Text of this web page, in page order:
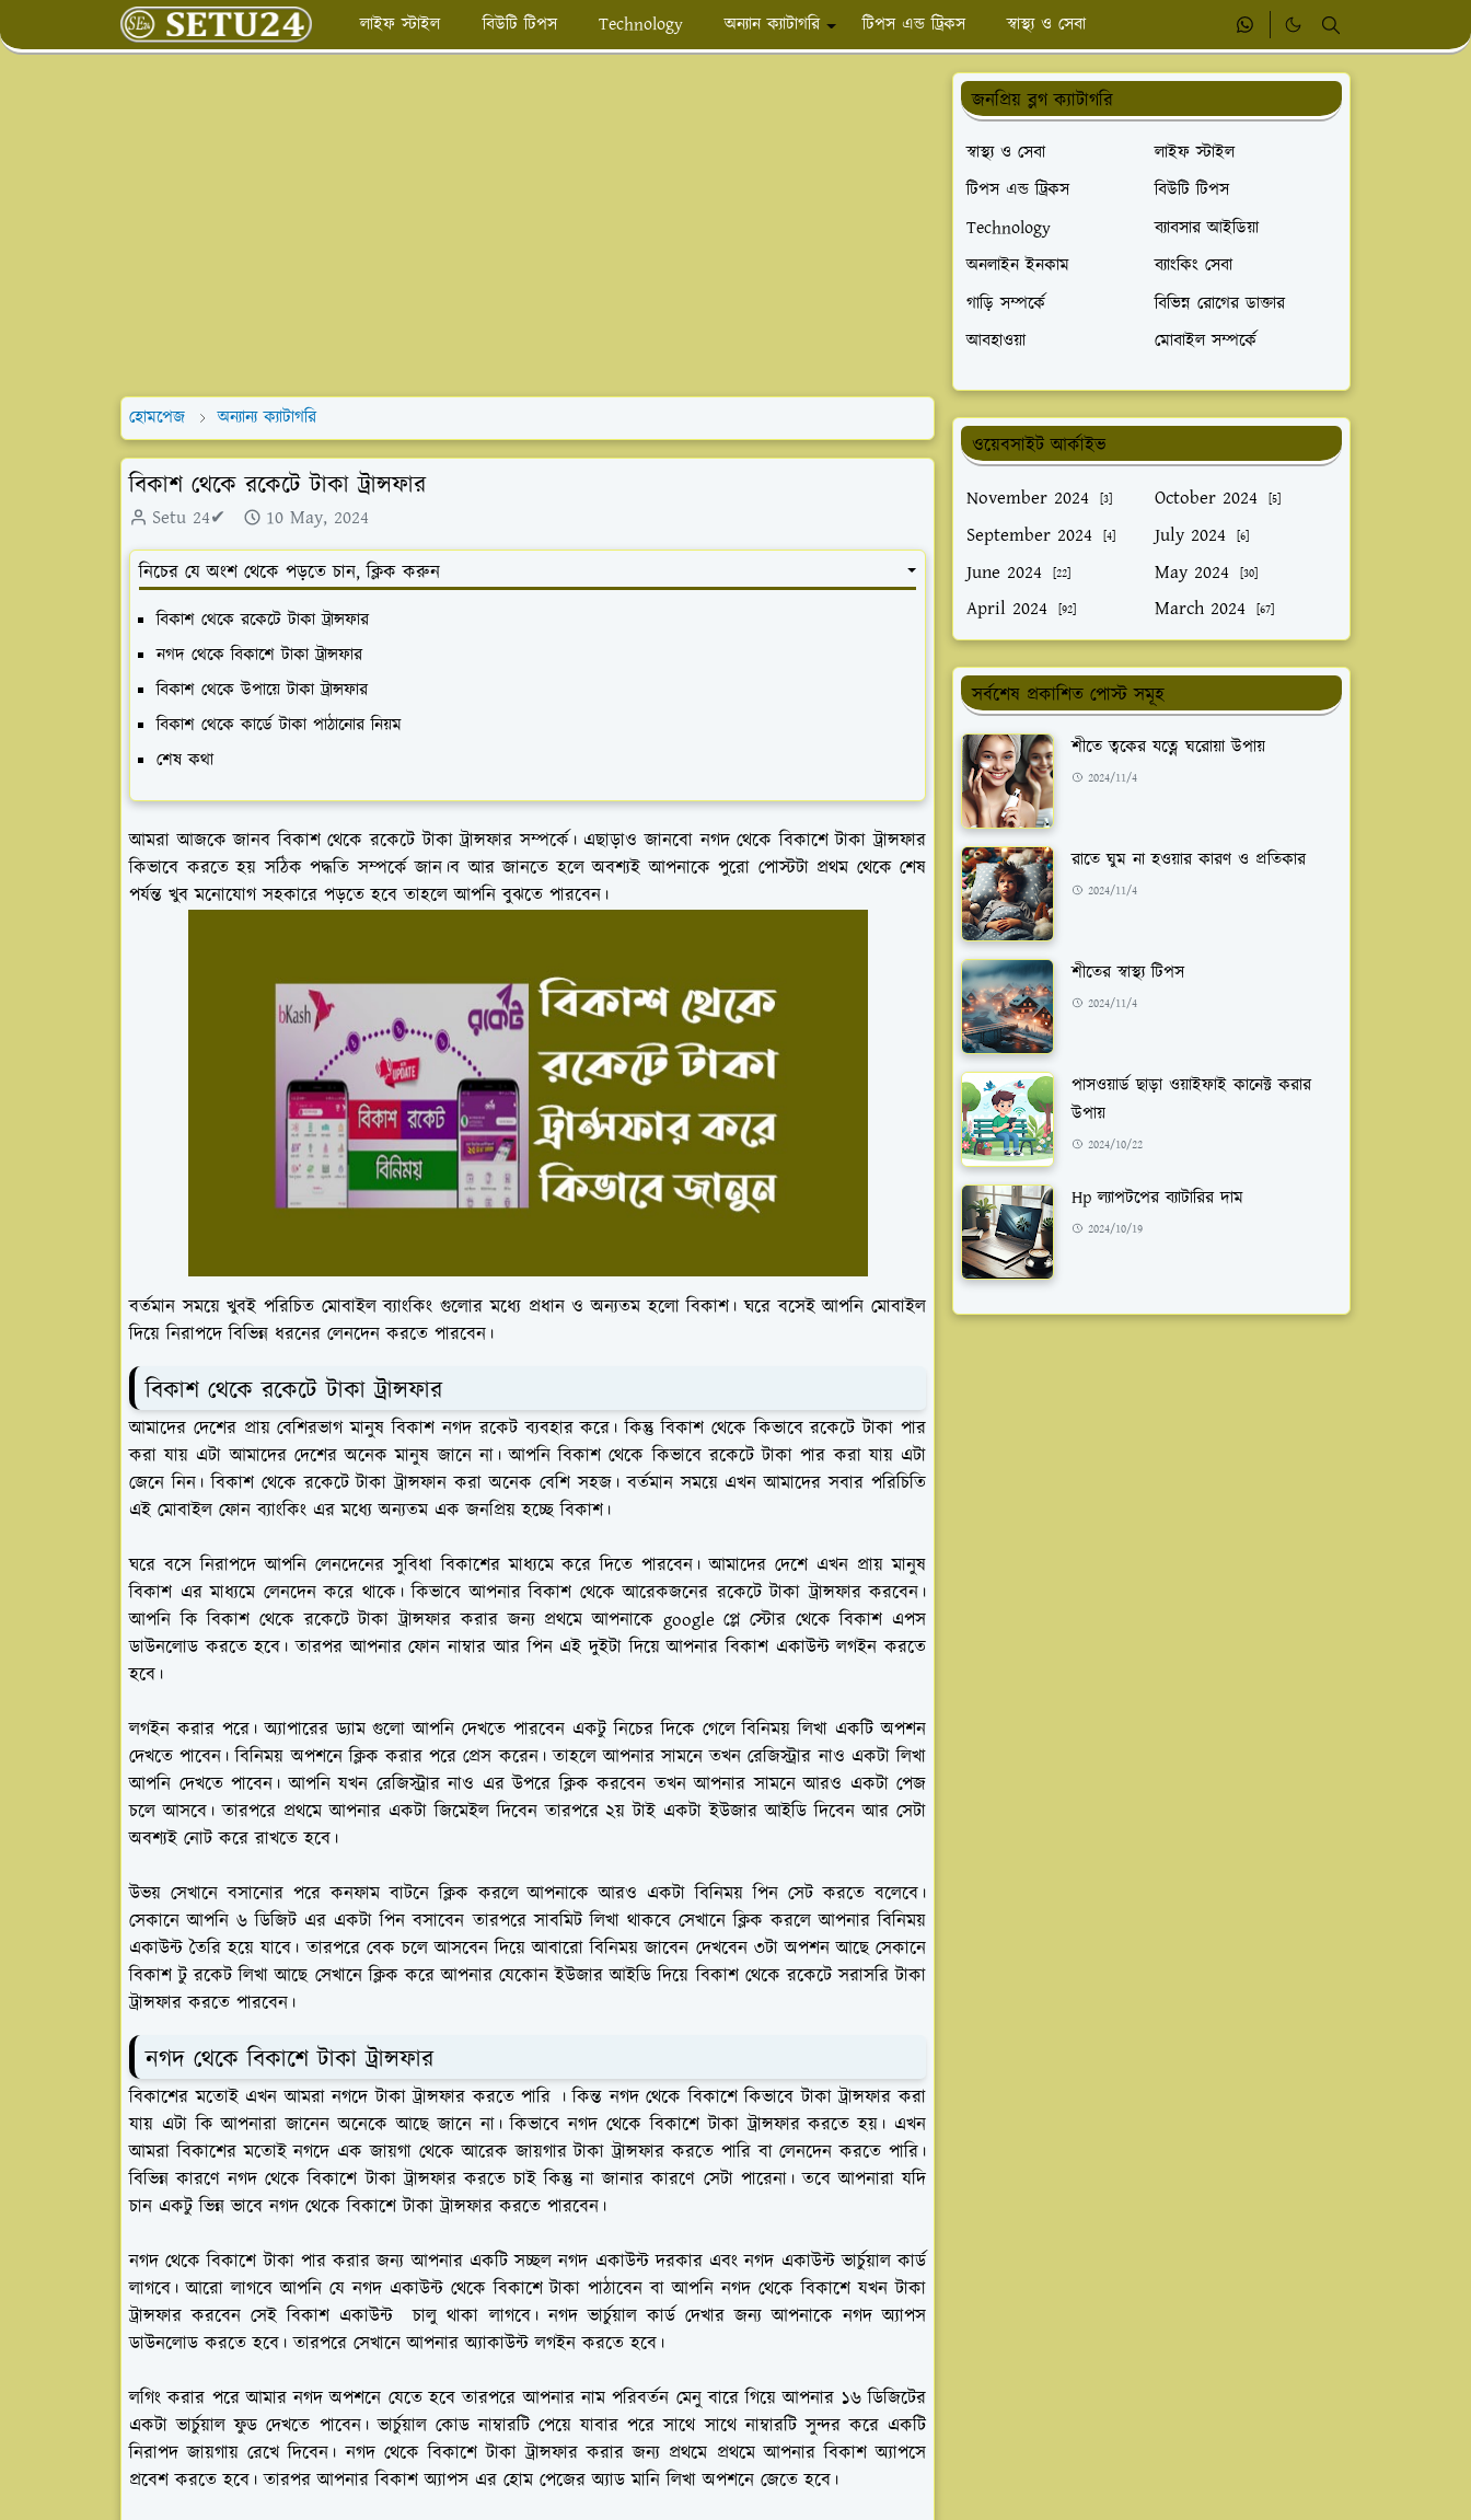
লাইফ স্টাইল বিউটি টিপস Technology অন্যান ক্যাটাগরি টিপস এন্ড ট্রিকস স্বাস্থ্য ও সেবা
হোমপেজ অন্যান্য ক্যাটাগরি
বিকাশ থেকে রকেটে টাকা ট্রান্সফার
Setu 24✔ 10 May, 2024
নিচের যে অংশ থেকে পড়তে চান, ক্লিক করুন
বিকাশ থেকে রকেটে টাকা ট্রান্সফার
নগদ থেকে বিকাশে টাকা ট্রান্সফার
বিকাশ থেকে উপায়ে টাকা ট্রান্সফার
বিকাশ থেকে কার্ডে টাকা পাঠানোর নিয়ম
শেষ কথা
আমরা আজকে জানব বিকাশ থেকে রকেটে টাকা ট্রান্সফার সম্পর্কে। এছাড়াও জানবো নগদ থেকে বিকাশে টাকা ট্রান্সফার
কিভাবে করতে হয় সঠিক পদ্ধতি সম্পর্কে জান।ব আর জানতে হলে অবশ্যই আপনাকে পুরো পোস্টটা প্রথম থেকে শেষ
পর্যন্ত খুব মনোযোগ সহকারে পড়তে হবে তাহলে আপনি বুঝতে পারবেন।
বর্তমান সময়ে খুবই পরিচিত মোবাইল ব্যাংকিং গুলোর মধ্যে প্রধান ও অন্যতম হলো বিকাশ। ঘরে বসেই আপনি মোবাইল
দিয়ে নিরাপদে বিভিন্ন ধরনের লেনদেন করতে পারবেন।
বিকাশ থেকে রকেটে টাকা ট্রান্সফার
আমাদের দেশের প্রায় বেশিরভাগ মানুষ বিকাশ নগদ রকেট ব্যবহার করে। কিন্তু বিকাশ থেকে কিভাবে রকেটে টাকা পার
করা যায় এটা আমাদের দেশের অনেক মানুষ জানে না। আপনি বিকাশ থেকে কিভাবে রকেটে টাকা পার করা যায় এটা
জেনে নিন। বিকাশ থেকে রকেটে টাকা ট্রান্সফান করা অনেক বেশি সহজ। বর্তমান সময়ে এখন আমাদের সবার পরিচিতি
এই মোবাইল ফোন ব্যাংকিং এর মধ্যে অন্যতম এক জনপ্রিয় হচ্ছে বিকাশ।
ঘরে বসে নিরাপদে আপনি লেনদেনের সুবিধা বিকাশের মাধ্যমে করে দিতে পারবেন। আমাদের দেশে এখন প্রায় মানুষ
বিকাশ এর মাধ্যমে লেনদেন করে থাকে। কিভাবে আপনার বিকাশ থেকে আরেকজনের রকেটে টাকা ট্রান্সফার করবেন।
আপনি কি বিকাশ থেকে রকেটে টাকা ট্রান্সফার করার জন্য প্রথমে আপনাকে google প্লে স্টোর থেকে বিকাশ এপস
ডাউনলোড করতে হবে। তারপর আপনার ফোন নাম্বার আর পিন এই দুইটা দিয়ে আপনার বিকাশ একাউন্ট লগইন করতে
হবে।
লগইন করার পরে। অ্যাপারের ড্যাম গুলো আপনি দেখতে পারবেন একটু নিচের দিকে গেলে বিনিময় লিখা একটি অপশন
দেখতে পাবেন। বিনিময় অপশনে ক্লিক করার পরে প্রেস করেন। তাহলে আপনার সামনে তখন রেজিস্ট্রার নাও একটা লিখা
আপনি দেখতে পাবেন। আপনি যখন রেজিস্ট্রার নাও এর উপরে ক্লিক করবেন তখন আপনার সামনে আরও একটা পেজ
চলে আসবে। তারপরে প্রথমে আপনার একটা জিমেইল দিবেন তারপরে ২য় টাই একটা ইউজার আইডি দিবেন আর সেটা
অবশ্যই নোট করে রাখতে হবে।
উভয় সেখানে বসানোর পরে কনফাম বাটনে ক্লিক করলে আপনাকে আরও একটা বিনিময় পিন সেট করতে বলেবে।
সেকানে আপনি ৬ ডিজিট এর একটা পিন বসাবেন তারপরে সাবমিট লিখা থাকবে সেখানে ক্লিক করলে আপনার বিনিময়
একাউন্ট তৈরি হয়ে যাবে। তারপরে বেক চলে আসবেন দিয়ে আবারো বিনিময় জাবেন দেখবেন ৩টা অপশন আছে সেকানে
বিকাশ টু রকেট লিখা আছে সেখানে ক্লিক করে আপনার যেকোন ইউজার আইডি দিয়ে বিকাশ থেকে রকেটে সরাসরি টাকা
ট্রান্সফার করতে পারবেন।
নগদ থেকে বিকাশে টাকা ট্রান্সফার
বিকাশের মতোই এখন আমরা নগদে টাকা ট্রান্সফার করতে পারি । কিন্ত নগদ থেকে বিকাশে কিভাবে টাকা ট্রান্সফার করা
যায় এটা কি আপনারা জানেন অনেকে আছে জানে না। কিভাবে নগদ থেকে বিকাশে টাকা ট্রান্সফার করতে হয়। এখন
আমরা বিকাশের মতোই নগদে এক জায়গা থেকে আরেক জায়গার টাকা ট্রান্সফার করতে পারি বা লেনদেন করতে পারি।
বিভিন্ন কারণে নগদ থেকে বিকাশে টাকা ট্রান্সফার করতে চাই কিন্তু না জানার কারণে সেটা পারেনা। তবে আপনারা যদি
চান একটু ভিন্ন ভাবে নগদ থেকে বিকাশে টাকা ট্রান্সফার করতে পারবেন।
নগদ থেকে বিকাশে টাকা পার করার জন্য আপনার একটি সচ্ছল নগদ একাউন্ট দরকার এবং নগদ একাউন্ট ভার্চুয়াল কার্ড
লাগবে। আরো লাগবে আপনি যে নগদ একাউন্ট থেকে বিকাশে টাকা পাঠাবেন বা আপনি নগদ থেকে বিকাশে যখন টাকা
ট্রান্সফার করবেন সেই বিকাশ একাউন্ট চালু থাকা লাগবে। নগদ ভার্চুয়াল কার্ড দেখার জন্য আপনাকে নগদ অ্যাপস
ডাউনলোড করতে হবে। তারপরে সেখানে আপনার অ্যাকাউন্ট লগইন করতে হবে।
লগিং করার পরে আমার নগদ অপশনে যেতে হবে তারপরে আপনার নাম পরিবর্তন মেনু বারে গিয়ে আপনার ১৬ ডিজিটের
একটা ভার্চুয়াল ফুড দেখতে পাবেন। ভার্চুয়াল কোড নাম্বারটি পেয়ে যাবার পরে সাথে সাথে নাম্বারটি সুন্দর করে একটি
নিরাপদ জায়গায় রেখে দিবেন। নগদ থেকে বিকাশে টাকা ট্রান্সফার করার জন্য প্রথমে প্রথমে আপনার বিকাশ অ্যাপসে
প্রবেশ করতে হবে। তারপর আপনার বিকাশ অ্যাপস এর হোম পেজের অ্যাড মানি লিখা অপশনে জেতে হবে।
জনপ্রিয় ব্লগ ক্যাটাগরি
স্বাস্থ্য ও সেবা
লাইফ স্টাইল
টিপস এন্ড ট্রিকস
বিউটি টিপস
Technology
ব্যাবসার আইডিয়া
অনলাইন ইনকাম
ব্যাংকিং সেবা
গাড়ি সম্পর্কে
বিভিন্ন রোগের ডাক্তার
আবহাওয়া
মোবাইল সম্পর্কে
ওয়েবসাইট আর্কাইভ
November 2024
[3] October 2024 [5]
September 2024 [4] July 2024 [6]
June 2024 [22] May 2024 [30]
April 2024 [92] March 2024 [67]
সর্বশেষ প্রকাশিত পোস্ট সমূহ
শীতে ত্বকের যত্নে ঘরোয়া উপায়
2024/11/4
রাতে ঘুম না হওয়ার কারণ ও প্রতিকার
2024/11/4
শীতের স্বাস্থ্য টিপস
2024/11/4
পাসওয়ার্ড ছাড়া ওয়াইফাই কানেক্ট করার
উপায়
2024/10/22
Hp ল্যাপটপের ব্যাটারির দাম
2024/10/19